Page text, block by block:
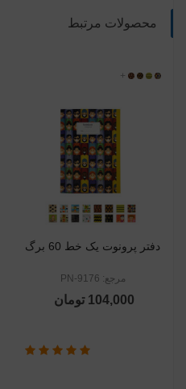
محصولات مرتبط
917628
917602
917611
917609
+
دفتر پرونوت یک خط 60 برگ
مرجع: PN-9176
104,000 تومان